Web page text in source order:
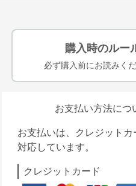
購入時のルー
必ず購入前にお読みくだ
お支払い方法につ
お支払いは、クレジットカ
対応しています。
クレジットカード